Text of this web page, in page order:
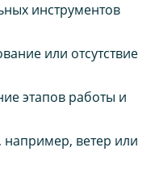
инструментов
или отсутствие
этапов работы и
ветер или